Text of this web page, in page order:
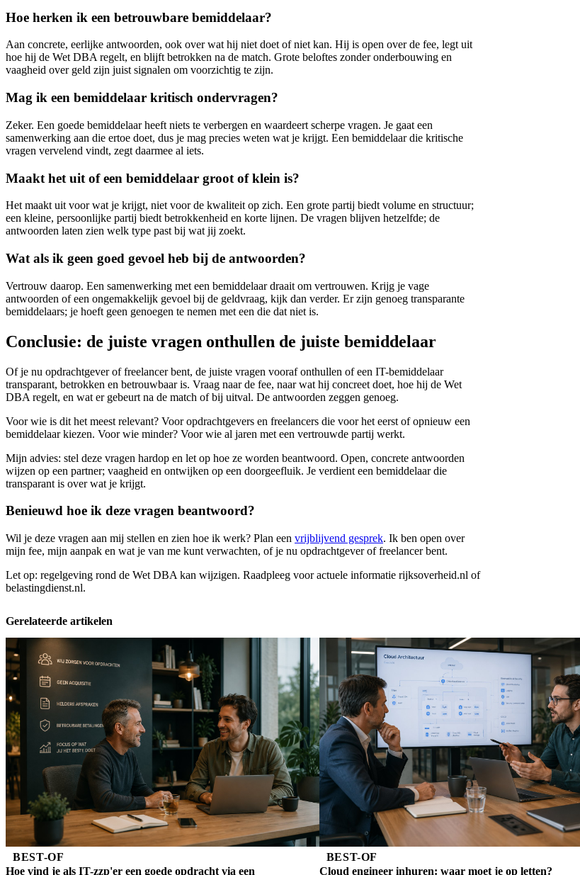
Hoe herken ik een betrouwbare bemiddelaar?
Aan concrete, eerlijke antwoorden, ook over wat hij niet doet of niet kan. Hij is open over de fee, legt uit
hoe hij de Wet DBA regelt, en blijft betrokken na de match. Grote beloftes zonder onderbouwing en
vaagheid over geld zijn juist signalen om voorzichtig te zijn.
Mag ik een bemiddelaar kritisch ondervragen?
Zeker. Een goede bemiddelaar heeft niets te verbergen en waardeert scherpe vragen. Je gaat een
samenwerking aan die ertoe doet, dus je mag precies weten wat je krijgt. Een bemiddelaar die kritische
vragen vervelend vindt, zegt daarmee al iets.
Maakt het uit of een bemiddelaar groot of klein is?
Het maakt uit voor wat je krijgt, niet voor de kwaliteit op zich. Een grote partij biedt volume en structuur;
een kleine, persoonlijke partij biedt betrokkenheid en korte lijnen. De vragen blijven hetzelfde; de
antwoorden laten zien welk type past bij wat jij zoekt.
Wat als ik geen goed gevoel heb bij de antwoorden?
Vertrouw daarop. Een samenwerking met een bemiddelaar draait om vertrouwen. Krijg je vage
antwoorden of een ongemakkelijk gevoel bij de geldvraag, kijk dan verder. Er zijn genoeg transparante
bemiddelaars; je hoeft geen genoegen te nemen met een die dat niet is.
Conclusie: de juiste vragen onthullen de juiste bemiddelaar
Of je nu opdrachtgever of freelancer bent, de juiste vragen vooraf onthullen of een IT-bemiddelaar
transparant, betrokken en betrouwbaar is. Vraag naar de fee, naar wat hij concreet doet, hoe hij de Wet
DBA regelt, en wat er gebeurt na de match of bij uitval. De antwoorden zeggen genoeg.
Voor wie is dit het meest relevant? Voor opdrachtgevers en freelancers die voor het eerst of opnieuw een
bemiddelaar kiezen. Voor wie minder? Voor wie al jaren met een vertrouwde partij werkt.
Mijn advies: stel deze vragen hardop en let op hoe ze worden beantwoord. Open, concrete antwoorden
wijzen op een partner; vaagheid en ontwijken op een doorgeefluik. Je verdient een bemiddelaar die
transparant is over wat je krijgt.
Benieuwd hoe ik deze vragen beantwoord?
Wil je deze vragen aan mij stellen en zien hoe ik werk? Plan een vrijblijvend gesprek. Ik ben open over
mijn fee, mijn aanpak en wat je van me kunt verwachten, of je nu opdrachtgever of freelancer bent.
Let op: regelgeving rond de Wet DBA kan wijzigen. Raadpleeg voor actuele informatie rijksoverheid.nl of
belastingdienst.nl.
Gerelateerde artikelen
BEST-OF
Hoe vind je als IT-zzp'er een goede opdracht via een
BEST-OF
Cloud engineer inhuren: waar moet je op letten?